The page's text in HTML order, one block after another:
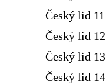
Český lid 11
Český lid 12
Český lid 13
Český lid 14